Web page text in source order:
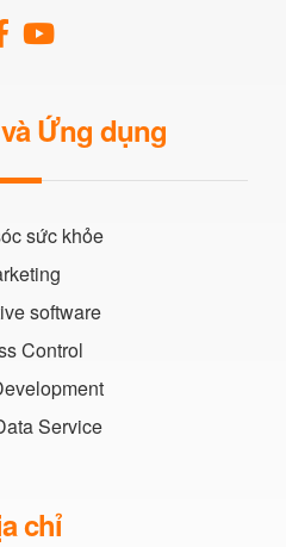
Ứng dụng
sức khỏe
software
Control
Service
chỉ